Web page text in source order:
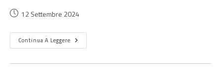
12 Settembre 2024
Continua A Leggere